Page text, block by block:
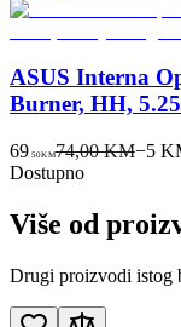
ASUS Interna
Burner, HH,
69 50KM74,00 KM−5
Dostupno
Više od
Drugi proizvodi istog